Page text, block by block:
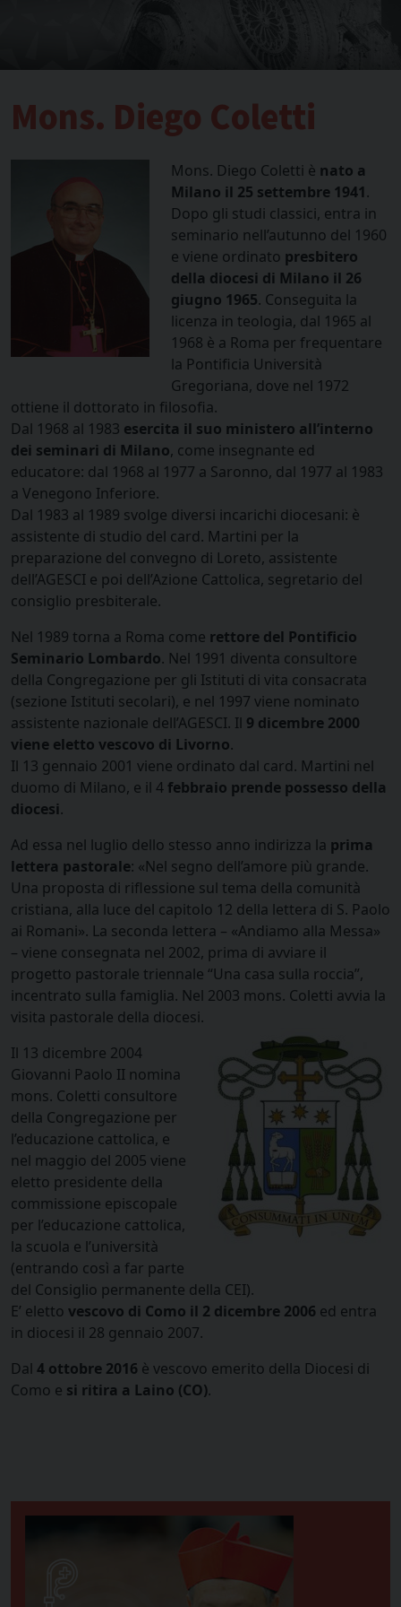
Mons. Diego Coletti
Mons. Diego Coletti è nato a
Milano il 25 settembre 1941.
Dopo gli studi classici, entra in
seminario nell’autunno del 1960
e viene ordinato presbitero
della diocesi di Milano il 26
giugno 1965. Conseguita la
licenza in teologia, dal 1965 al
1968 è a Roma per frequentare
la Pontificia Università
Gregoriana, dove nel 1972
ottiene il dottorato in filosofia.
Dal 1968 al 1983 esercita il suo ministero all’interno
dei seminari di Milano, come insegnante ed
educatore: dal 1968 al 1977 a Saronno, dal 1977 al 1983
a Venegono Inferiore.
Dal 1983 al 1989 svolge diversi incarichi diocesani: è
assistente di studio del card. Martini per la
preparazione del convegno di Loreto, assistente
dell’AGESCI e poi dell’Azione Cattolica, segretario del
consiglio presbiterale.
Nel 1989 torna a Roma come rettore del Pontificio
Seminario Lombardo. Nel 1991 diventa consultore
della Congregazione per gli Istituti di vita consacrata
(sezione Istituti secolari), e nel 1997 viene nominato
assistente nazionale dell’AGESCI. Il 9 dicembre 2000
viene eletto vescovo di Livorno.
Il 13 gennaio 2001 viene ordinato dal card. Martini nel
duomo di Milano, e il 4 febbraio prende possesso della
diocesi.
Ad essa nel luglio dello stesso anno indirizza la prima
lettera pastorale: «Nel segno dell’amore più grande.
Una proposta di riflessione sul tema della comunità
cristiana, alla luce del capitolo 12 della lettera di S. Paolo
ai Romani». La seconda lettera – «Andiamo alla Messa»
– viene consegnata nel 2002, prima di avviare il
progetto pastorale triennale “Una casa sulla roccia”,
incentrato sulla famiglia. Nel 2003 mons. Coletti avvia la
visita pastorale della diocesi.
Il 13 dicembre 2004
Giovanni Paolo II nomina
mons. Coletti consultore
della Congregazione per
l’educazione cattolica, e
nel maggio del 2005 viene
eletto presidente della
commissione episcopale
per l’educazione cattolica,
la scuola e l’università
(entrando così a far parte
del Consiglio permanente della CEI).
E’ eletto vescovo di Como il 2 dicembre 2006 ed entra
in diocesi il 28 gennaio 2007.
Dal 4 ottobre 2016 è vescovo emerito della Diocesi di
Como e si ritira a Laino (CO).